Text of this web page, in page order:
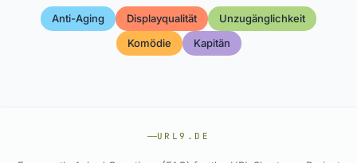
Anti-Aging Displayqualität
Unzugänglichkeit
Komödie
Kapitän
URL9.DE